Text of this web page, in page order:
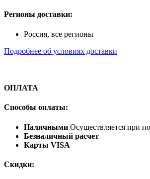
Регионы доставки:
Россия, все регионы
Подробнее об условиях доставки
ОПЛАТА
Способы оплаты:
Наличными Осуществляется при
Безналичный расчет
Карты VISA
Скидки: